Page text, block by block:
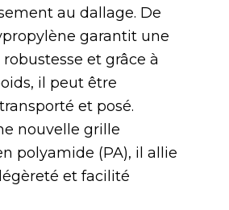
au dallage. De
garantit une
et grâce à
il peut être
et posé.
nouvelle grille
polyamide (PA), il allie
et facilité